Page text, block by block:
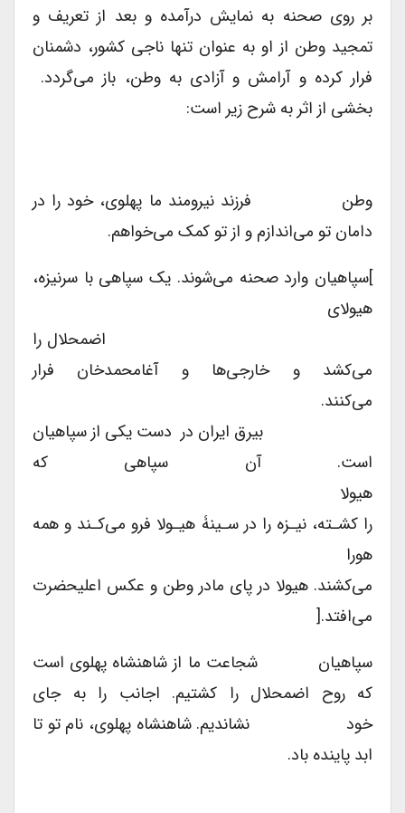
بر روی صحنه به نمایش درآمده و بعد از تعریف و
تمجید وطن از او به عنوان تنها ناجی کشور، دشمنان
فرار کرده و آرامش و آزادی به وطن، باز می‌گردد.
بخشی از اثر به شرح زیر است:
وطن فرزند نیرومند ما پهلوی، خود را در
دامان تو می‌اندازم و از تو کمک می‌خواهم.
]سپاهیان وارد صحنه می‌شوند. یک سپاهی با سرنیزه،
هیولای
اضمحلال را
می‌کشد و خارجی‌ها و آغامحمدخان فرار
می‌کنند.
بیرق ایران در دست یکی از سپاهیان
است. آن سپاهی که
هیولا
را کشـته، نیـزه را در سـینۀ هیـولا فرو می‌کـند و همه
هورا
می‌کشند. هیولا در پای مادر وطن و عکس اعلیحضرت
می‌افتد.[
سپاهیان شجاعت ما از شاهنشاه پهلوی است
که روح اضمحلال را کشتیم. اجانب را به جای
خود نشاندیم. شاهنشاه پهلوی، نام تو تا
ابد پاینده باد.